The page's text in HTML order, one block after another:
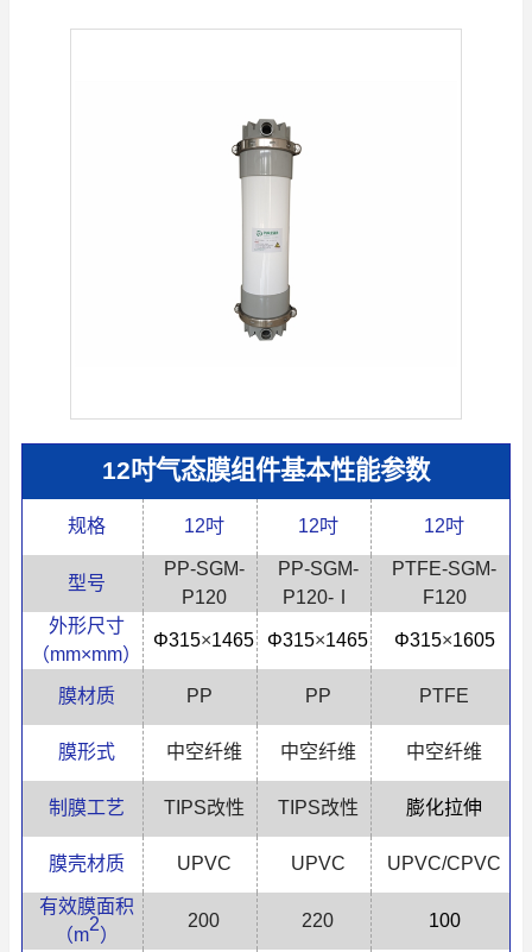
12吋气态膜组件基本性能参数
规格 12吋 12吋 12吋
型号
PP-SGM-
P120
PP-SGM-
P120-Ⅰ
PTFE-SGM-
F120
外形尺寸
（mm×mm）
Φ315×1465 Φ315×1465 Φ315×1605
膜材质 PP PP PTFE
膜形式 中空纤维 中空纤维 中空纤维
制膜工艺 TIPS改性 TIPS改性 膨化拉伸
膜壳材质 UPVC UPVC UPVC/CPVC
有效膜面积
（m
2
）
200 220 100